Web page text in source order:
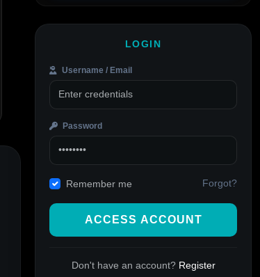
LOGIN
Username / Email
Password
Remember me Forgot?
ACCESS ACCOUNT
Don't have an account? Register